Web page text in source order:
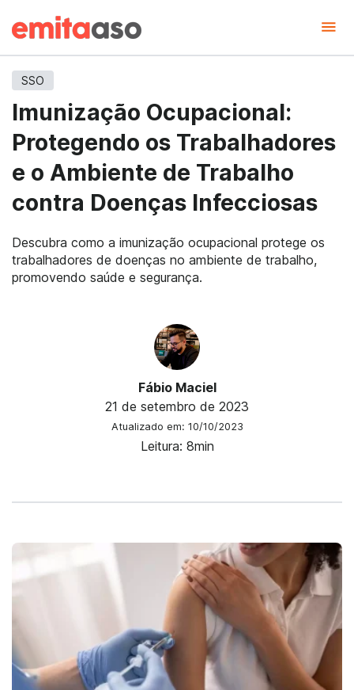
SSO
Imunização Ocupacional:
Protegendo os Trabalhadores
e o Ambiente de Trabalho
contra Doenças Infecciosas
Descubra como a imunização ocupacional protege os
trabalhadores de doenças no ambiente de trabalho,
promovendo saúde e segurança.
Fábio Maciel
21 de setembro de 2023
Atualizado em: 10/10/2023
Leitura: 8min